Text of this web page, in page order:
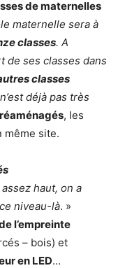
de maternelles
maternelle sera à
classes. A
de ses classes dans
classes
déjà pas très
, les
même site.
haut, on a
niveau-là. »
l’empreinte
– bois) et
en LED…